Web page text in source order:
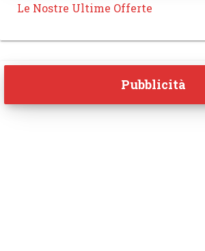
Le Nostre Ultime Offerte
Pubblicità